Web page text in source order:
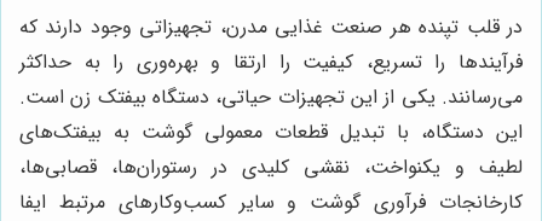
در قلب تپنده هر صنعت غذایی مدرن، تجهیزاتی وجود دارند که
فرآیندها را تسریع، کیفیت را ارتقا و بهره‌وری را به حداکثر
می‌رسانند. یکی از این تجهیزات حیاتی، دستگاه بیفتک زن است.
این دستگاه، با تبدیل قطعات معمولی گوشت به بیفتک‌های
لطیف و یکنواخت، نقشی کلیدی در رستوران‌ها، قصابی‌ها،
کارخانجات فرآوری گوشت و سایر کسب‌وکارهای مرتبط ایفا